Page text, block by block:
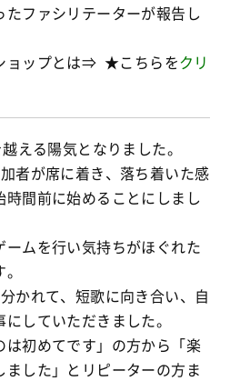
ファシリテーターが報告し
ョップとは⇒ ★こちらをクリ
える陽気となりました。
者が席に着き、落ち着いた感
間前に始めることにしまし
ムを行い気持ちがほぐれた
かれて、短歌に向き合い、自
していただきました。
は初めてです」の方から「楽
ました」とリピーターの方ま